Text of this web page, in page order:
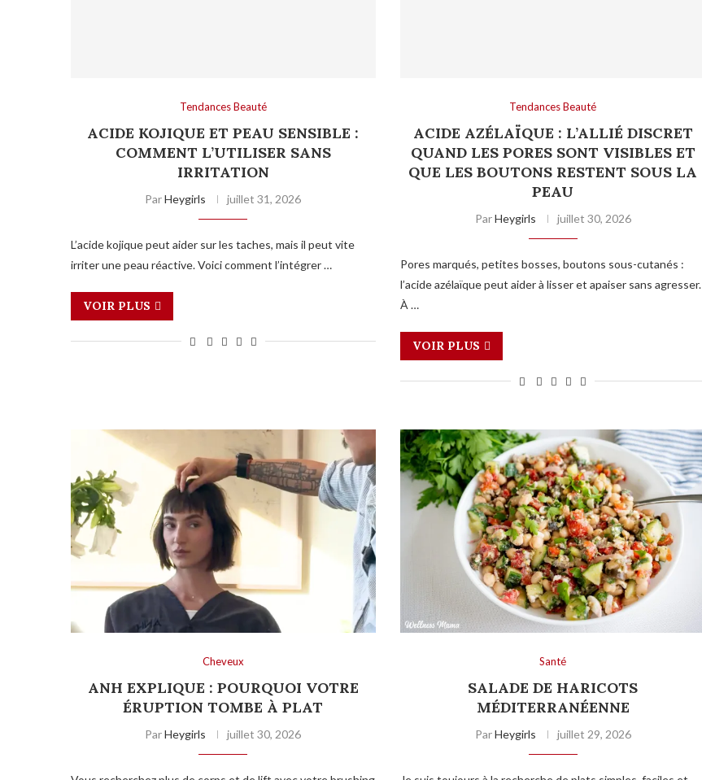
Tendances Beauté
ACIDE KOJIQUE ET PEAU SENSIBLE :
COMMENT L’UTILISER SANS
IRRITATION
ParHeygirls juillet 31, 2026
L’acide kojique peut aider sur les taches, mais il peut vite
irriter une peau réactive. Voici comment l’intégrer …
VOIR PLUS
Tendances Beauté
ACIDE AZÉLAÏQUE : L’ALLIÉ DISCRET
QUAND LES PORES SONT VISIBLES ET
QUE LES BOUTONS RESTENT SOUS LA
PEAU
ParHeygirls juillet 30, 2026
Pores marqués, petites bosses, boutons sous-cutanés :
l’acide azélaïque peut aider à lisser et apaiser sans agresser.
À …
VOIR PLUS
Cheveux
ANH EXPLIQUE : POURQUOI VOTRE
ÉRUPTION TOMBE À PLAT
ParHeygirls juillet 30, 2026
Santé
SALADE DE HARICOTS
MÉDITERRANÉENNE
ParHeygirls juillet 29, 2026